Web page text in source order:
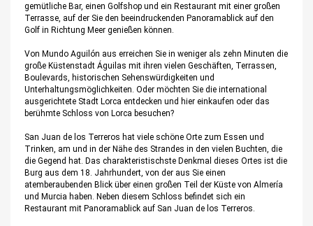
gemütliche Bar, einen Golfshop und ein Restaurant mit einer großen
Terrasse, auf der Sie den beeindruckenden Panoramablick auf den
Golf in Richtung Meer genießen können.
Von Mundo Aguilón aus erreichen Sie in weniger als zehn Minuten die
große Küstenstadt Águilas mit ihren vielen Geschäften, Terrassen,
Boulevards, historischen Sehenswürdigkeiten und
Unterhaltungsmöglichkeiten. Oder möchten Sie die international
ausgerichtete Stadt Lorca entdecken und hier einkaufen oder das
berühmte Schloss von Lorca besuchen?
San Juan de los Terreros hat viele schöne Orte zum Essen und
Trinken, am und in der Nähe des Strandes in den vielen Buchten, die
die Gegend hat. Das charakteristischste Denkmal dieses Ortes ist die
Burg aus dem 18. Jahrhundert, von der aus Sie einen
atemberaubenden Blick über einen großen Teil der Küste von Almería
und Murcia haben. Neben diesem Schloss befindet sich ein
Restaurant mit Panoramablick auf San Juan de los Terreros.